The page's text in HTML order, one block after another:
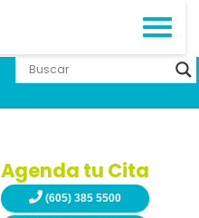
Agenda tu Cita
(605) 385 5500